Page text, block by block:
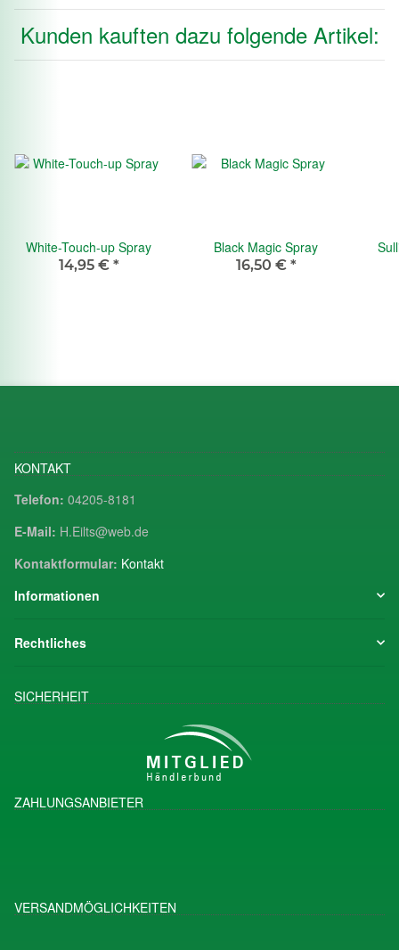
Kunden kauften dazu folgende Artikel:
White-Touch-up Spray
14,95 € *
Black Magic Spray
16,50 € *
KONTAKT
Telefon: 04205-8181
E-Mail: H.Eilts@web.de
Kontaktformular: Kontakt
Informationen
Rechtliches
SICHERHEIT
ZAHLUNGSANBIETER
VERSANDMÖGLICHKEITEN